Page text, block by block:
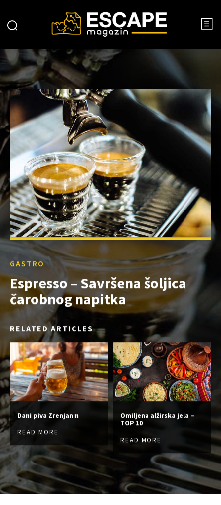
GASTRO
Espresso – Savršena šoljica
čarobnog napitka
RELATED ARTICLES
Dani piva Zrenjanin
READ MORE
Omiljena alžirska jela –
TOP 10
READ MORE